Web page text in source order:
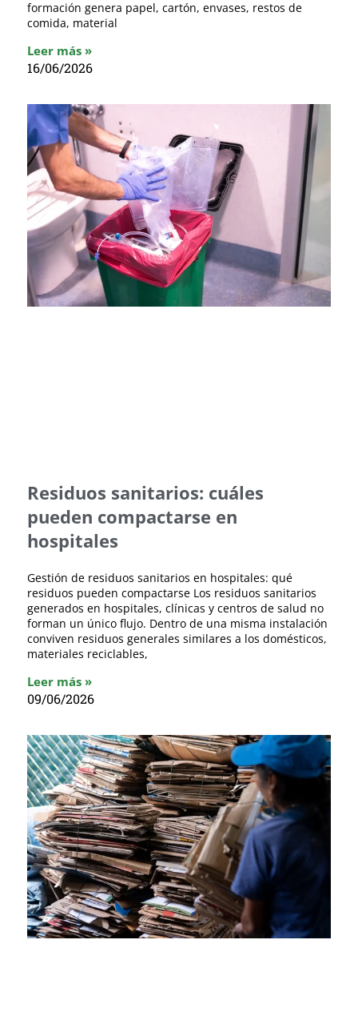
formación genera papel, cartón, envases, restos de
comida, material
Leer más »
16/06/2026
Residuos sanitarios: cuáles
pueden compactarse en
hospitales
Gestión de residuos sanitarios en hospitales: qué
residuos pueden compactarse Los residuos sanitarios
generados en hospitales, clínicas y centros de salud no
forman un único flujo. Dentro de una misma instalación
conviven residuos generales similares a los domésticos,
materiales reciclables,
Leer más »
09/06/2026